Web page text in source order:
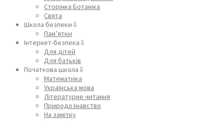
Сторінка Ботаніка
Свята
Школа безпеки⇩
Пам’ятки
Інтернет-безпека⇩
Для дітей
Для батьків
Початкова школа⇩
Математика
Українська мова
Літературне читання
Природознавство
На замітку